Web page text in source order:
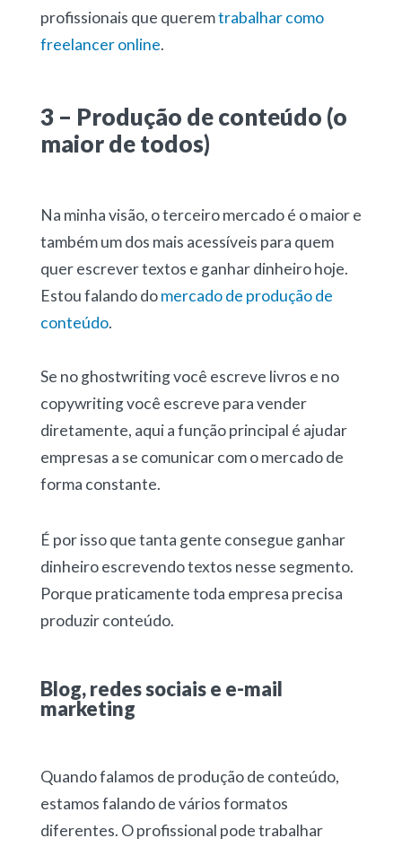
profissionais que queremtrabalhar como
freelancer online.
3 – Produção de conteúdo (o
maior de todos)
Na minha visão, o terceiro mercado é o maior e
também um dos mais acessíveis para quem
querescrever textos e ganhar dinheirohoje.
Estou falando domercado de produção de
conteúdo.
Se no ghostwriting você escreve livros e no
copywriting você escreve para vender
diretamente, aqui a função principal é ajudar
empresas a se comunicar com o mercado de
forma constante.
É por isso que tanta gente consegue ganhar
dinheiro escrevendo textos nesse segmento.
Porque praticamente toda empresa precisa
produzir conteúdo.
Blog, redes sociais e e-mail
marketing
Quando falamos de produção de conteúdo,
estamos falando de vários formatos
diferentes. O profissional podetrabalhar